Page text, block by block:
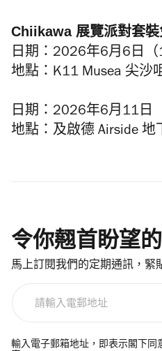
Chiikawa 展覽派對套裝
日期：2026年6月6日（
地點：K11 Musea 尖沙
日期：2026年6月11日
地點：及啟德 Airside 地
令你翹首盼望
馬上訂閱我們的定期通訊，緊
電
輸入電子郵箱地址，即表示閣下同